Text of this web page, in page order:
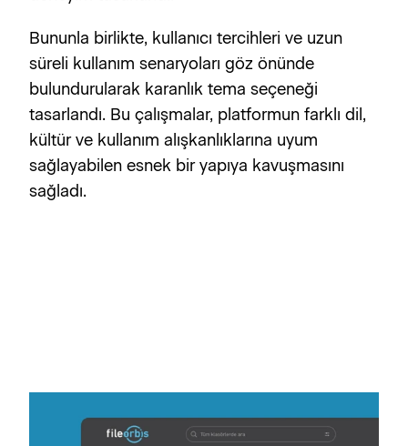
Bununla birlikte, kullanıcı tercihleri ve uzun
süreli kullanım senaryoları göz önünde
bulundurularak karanlık tema seçeneği
tasarlandı. Bu çalışmalar, platformun farklı dil,
kültür ve kullanım alışkanlıklarına uyum
sağlayabilen esnek bir yapıya kavuşmasını
sağladı.